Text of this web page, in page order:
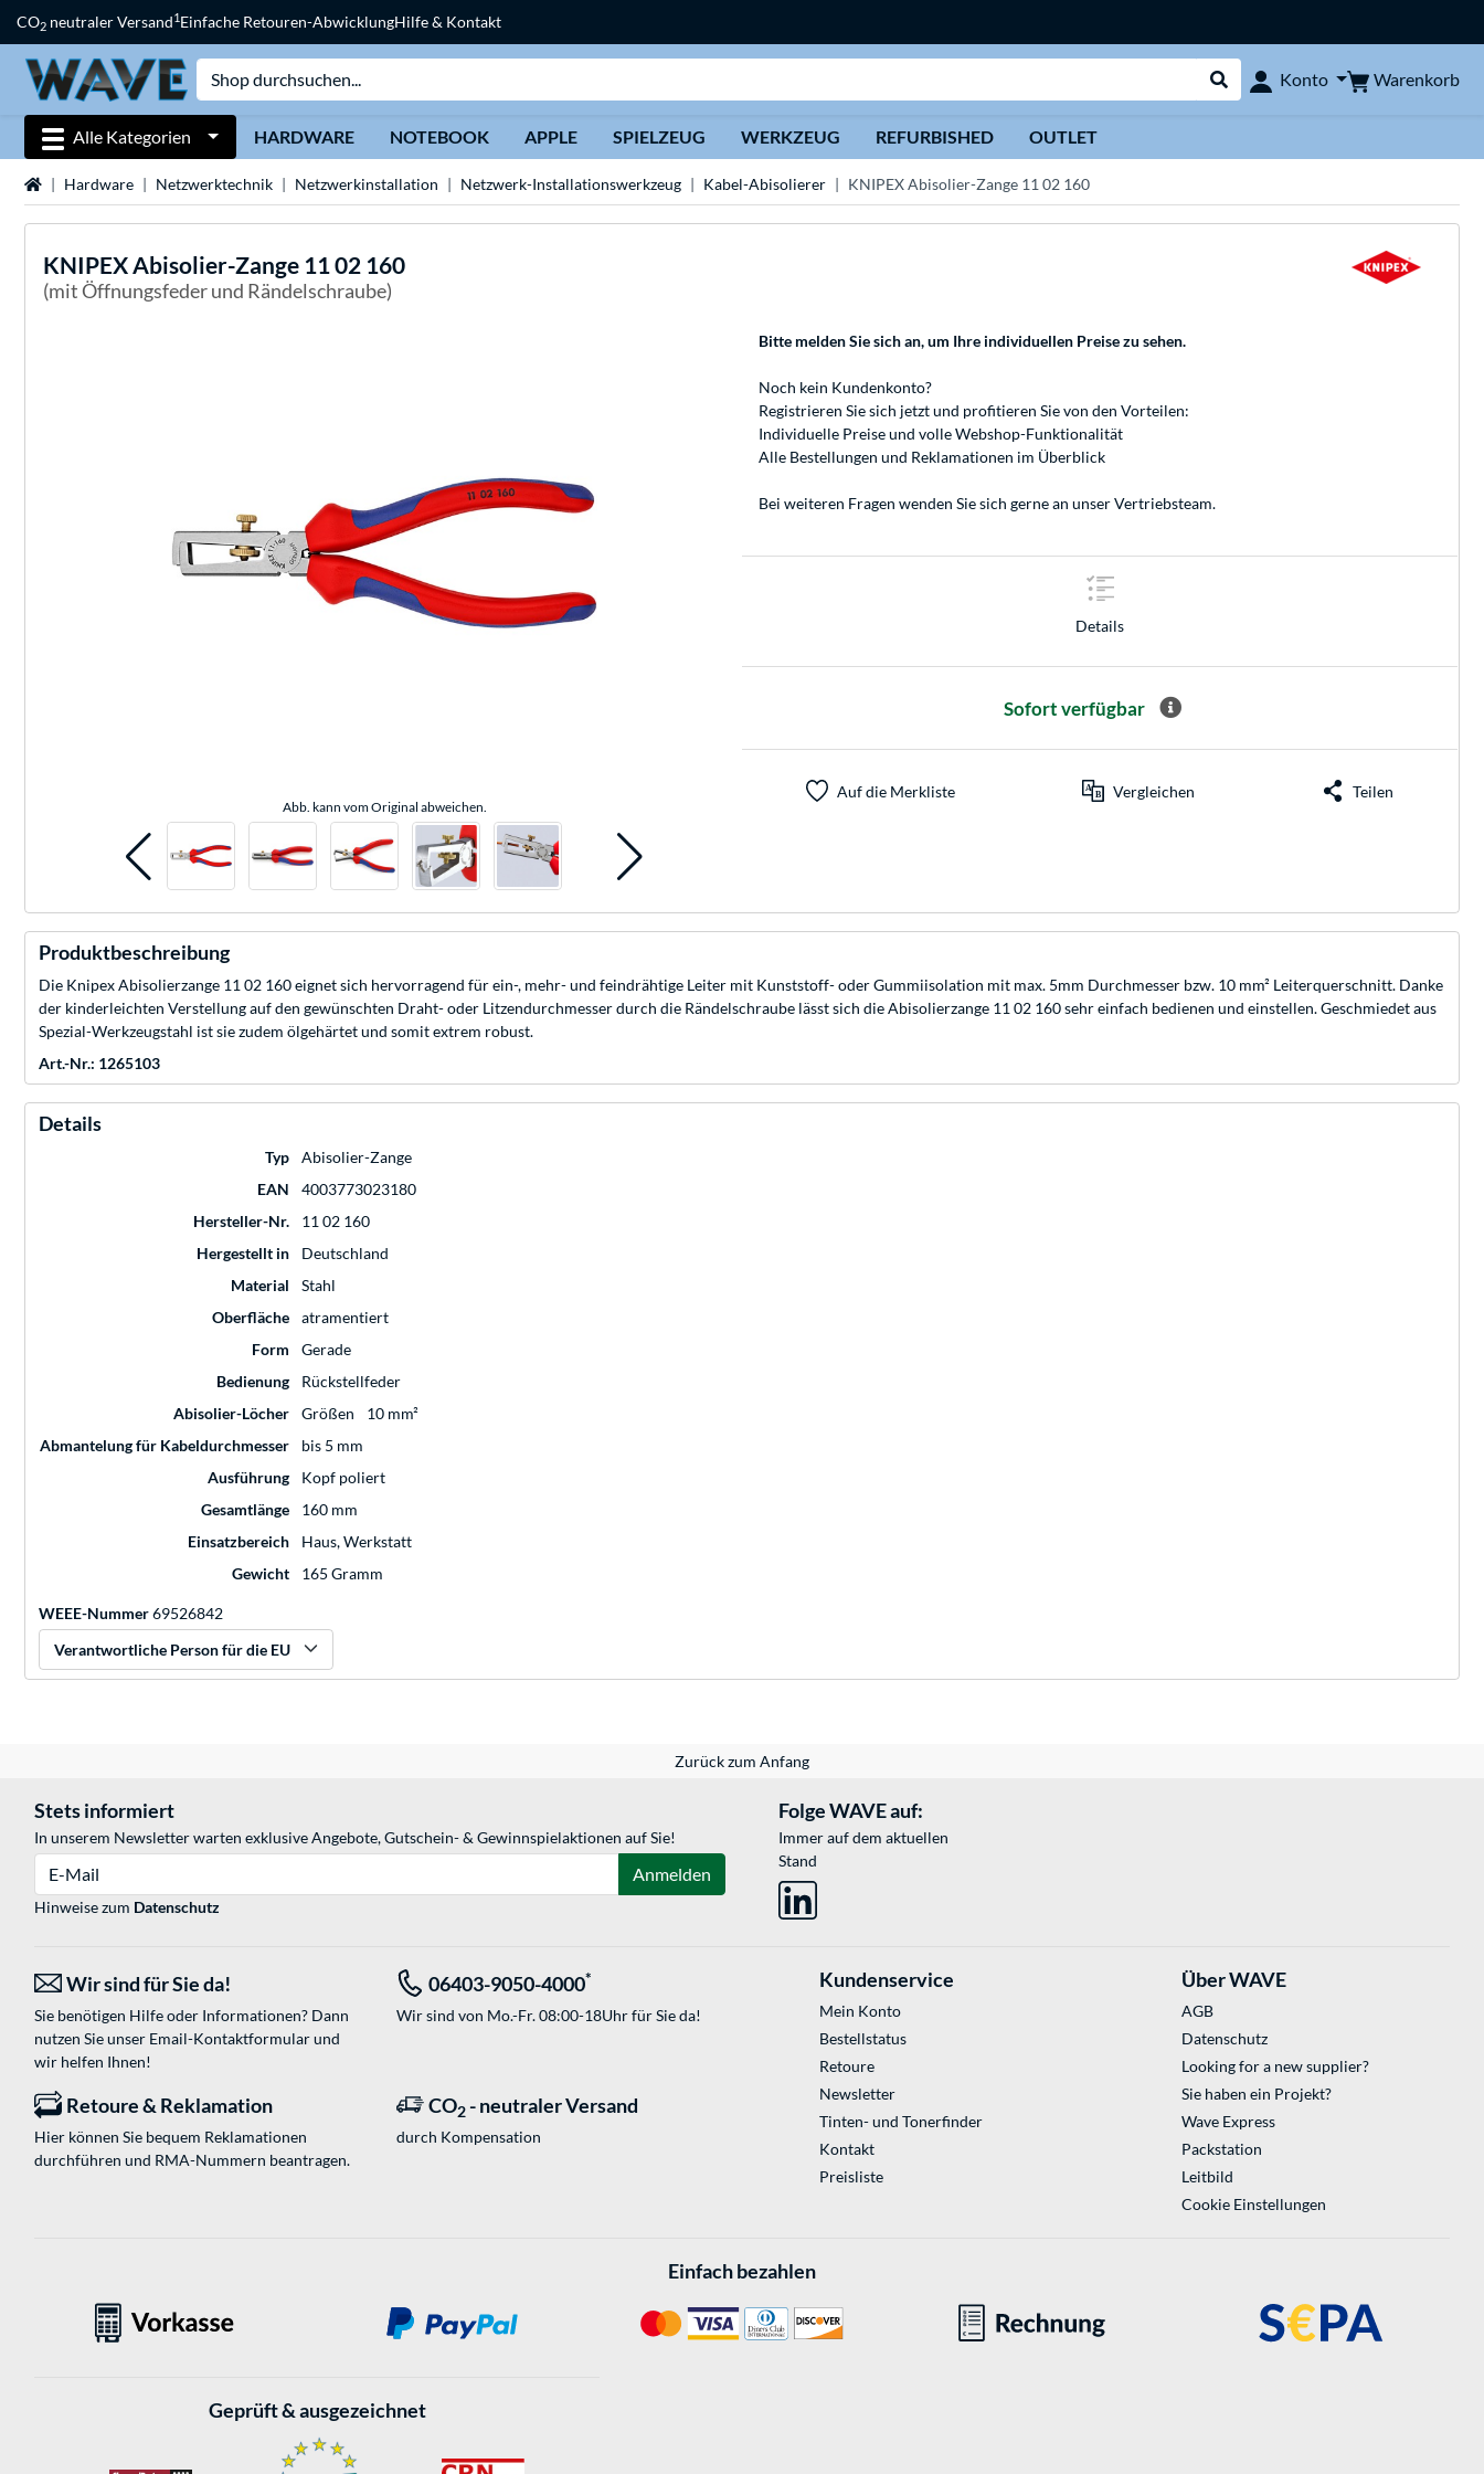
CO2 neutraler Versand1Einfache Retouren-AbwicklungHilfe & Kontakt
Suche durchführen
Konto Warenkorb
Alle Kategorien HARDWARE NOTEBOOK APPLE SPIELZEUG WERKZEUG REFURBISHED OUTLET
StartseiteHardware Netzwerktechnik Netzwerkinstallation Netzwerk-Installationswerkzeug Kabel-Abisolierer KNIPEX Abisolier-Zange 11 02 160
KNIPEXAbisolier-Zange 11 02 160
(mit Öffnungsfeder und Rändelschraube)
Abb. kann vom Original abweichen.
Bitte melden Sie sich an, um Ihre individuellen Preise zu sehen.
Noch kein Kundenkonto?
Registrieren Sie sich jetzt und profitieren Sie von den Vorteilen:
Individuelle Preise und volle Webshop-Funktionalität
Alle Bestellungen und Reklamationen im Überblick
Bei weiteren Fragen wenden Sie sich gerne an unserVertriebsteam.
Details
Sofort verfügbar
Auf die Merkliste Vergleichen Teilen
Produktbeschreibung
Die Knipex Abisolierzange 11 02 160 eignet sich hervorragend für ein-, mehr- und feindrähtige Leiter mit Kunststoff- oder Gummiisolation mit max. 5mm Durchmesser bzw. 10 mm² Leiterquerschnitt. Danke
der kinderleichten Verstellung auf den gewünschten Draht- oder Litzendurchmesser durch die Rändelschraube lässt sich die Abisolierzange 11 02 160 sehr einfach bedienen und einstellen. Geschmiedet aus
Spezial-Werkzeugstahl ist sie zudem ölgehärtet und somit extrem robust.
Art.-Nr.: 1265103
Details
Typ
Abisolier-Zange
EAN
4003773023180
Hersteller-Nr.
11 02 160
Hergestellt in
Deutschland
Material
Stahl
Oberfläche
atramentiert
Form
Gerade
Bedienung
Rückstellfeder
Abisolier-Löcher
Größen
10 mm²
Abmantelung für Kabeldurchmesser
bis 5 mm
Ausführung
Kopf poliert
Gesamtlänge
160 mm
Einsatzbereich
Haus, Werkstatt
Gewicht
165 Gramm
WEEE-Nummer69526842
Verantwortliche Person für die EU
Zurück zum Anfang
Stets informiert
In unserem Newsletter warten exklusive Angebote, Gutschein- & Gewinnspielaktionen auf Sie!
Anmelden
Hinweise zum Datenschutz
Folge WAVE auf:
Immer auf dem aktuellen
Stand
Wir sind für Sie da!
Sie benötigen Hilfe oder Informationen? Dann
nutzen Sie unser Email-Kontaktformularund
wir helfen Ihnen!
06403-9050-4000*
Wir sind von Mo.-Fr. 08:00-18Uhr für Sie da!
Retoure & Reklamation
Hier können Sie bequem Reklamationen
durchführen und RMA-Nummern beantragen.
CO2 - neutraler Versand
durch Kompensation
Kundenservice
Mein Konto
Bestellstatus
Retoure
Newsletter
Tinten- und Tonerfinder
Kontakt
Preisliste
Über WAVE
AGB
Datenschutz
Looking for a new supplier?
Sie haben ein Projekt?
Wave Express
Packstation
Leitbild
Cookie Einstellungen
Einfach bezahlen
Geprüft & ausgezeichnet